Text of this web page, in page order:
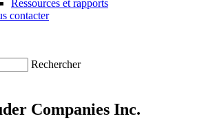
Ressources et rapports
contacter
Rechercher
Companies Inc.